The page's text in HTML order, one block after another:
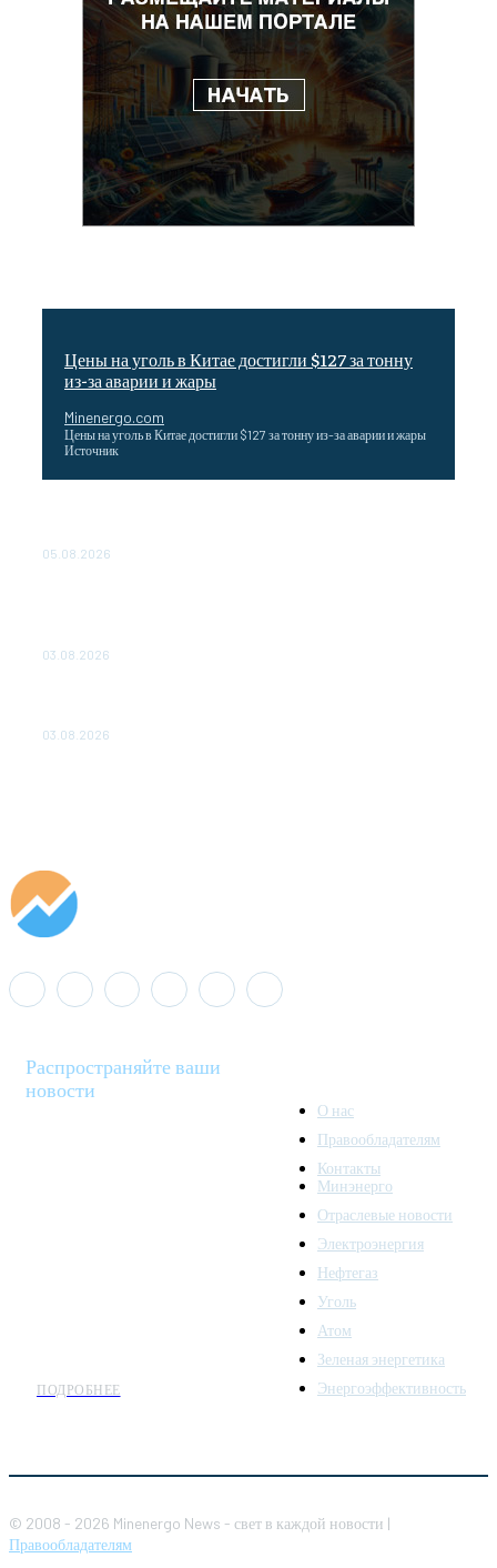
Цены на уголь в Китае достигли $127 за тонну
из-за аварии и жары
Minenergo.com
Цены на уголь в Китае достигли $127 за тонну из-за аварии и жары
Источник
05.08.2026
03.08.2026
03.08.2026
Распространяйте ваши
новости
ПОДРОБНЕЕ
О нас
Правообладателям
Контакты
Минэнерго
Отраслевые новости
Электроэнергия
Нефтегаз
Уголь
Атом
Зеленая энергетика
Энергоэффективность
© 2008 - 2026 Minenergo News - свет в каждой новости |
Правообладателям